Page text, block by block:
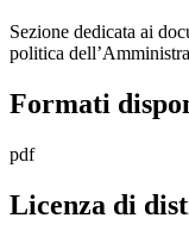
Sezione dedicata ai
politica
Formati
pdf
Licenza di